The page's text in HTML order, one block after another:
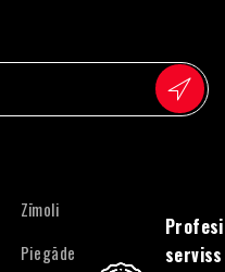
Zīmoli
Piegāde
serviss